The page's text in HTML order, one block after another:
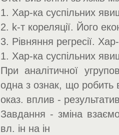
1. Хар-ка суспільних
2. k-т кореляції. Його
3. Рівняння регресії.
1. Хар-ка суспільних
При аналітичної
одна з ознак, що робить
оказ. вплив -
Завдання - зміна
вл. ін на ін